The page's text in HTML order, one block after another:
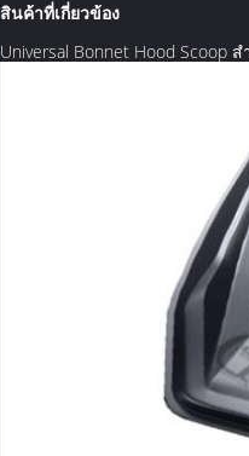
สินค้าที่เกี่ยวข้อง
Universal Bonnet Hood Scoop